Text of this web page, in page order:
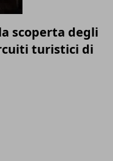
scoperta degli
turistici di